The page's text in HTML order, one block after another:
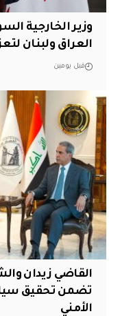
وزير الخارجية
العراق ولبنان
قبل يومين
القاضي زيدان
تضمن تحقيق
الأمني